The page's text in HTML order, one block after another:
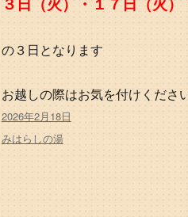
３日（火）・１７日（火）
の３日となります
お越しの際はお気を付けくださ
投
稿
日:
2026年2月18日
カ
テ
ゴ
リ
ー
みはらしの湯